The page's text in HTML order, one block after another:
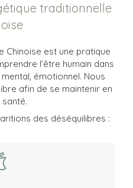
traditionnelle
Chinoise est une pratique
l’être humain dans
émotionnel. Nous
afin de se maintenir en
des déséquilibres :